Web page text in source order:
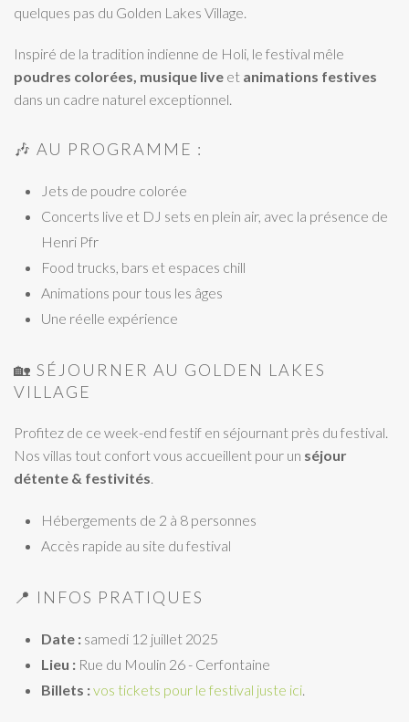
quelques pas du Golden Lakes Village.
Inspiré de la tradition indienne de Holi, le festival mêle
poudres colorées, musique live et animations festives
dans un cadre naturel exceptionnel.
🎶 AU PROGRAMME :
Jets de poudre colorée
Concerts live et DJ sets en plein air, avec la présence de
Henri Pfr
Food trucks, bars et espaces chill
Animations pour tous les âges
Une réelle expérience
🏡 SÉJOURNER AU GOLDEN LAKES
VILLAGE
Profitez de ce week-end festif en séjournant près du festival.
Nos villas tout confort vous accueillent pour un séjour
détente & festivités.
Hébergements de 2 à 8 personnes
Accès rapide au site du festival
📍 INFOS PRATIQUES
Date : samedi 12 juillet 2025
Lieu : Rue du Moulin 26 - Cerfontaine
Billets :vos tickets pour le festival juste ici.